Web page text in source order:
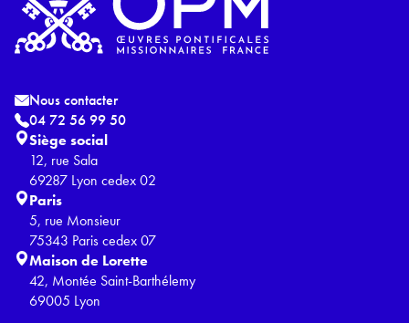
Nous contacter
04 72 56 99 50
Siège social
12, rue Sala
69287 Lyon cedex 02
Paris
5, rue Monsieur
75343 Paris cedex 07
Maison de Lorette
42, Montée Saint-Barthélemy
69005 Lyon